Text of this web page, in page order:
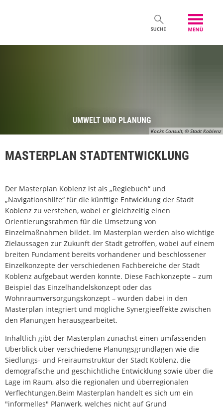
Kocks Consult, © Stadt Koblenz
UMWELT UND PLANUNG
MASTERPLAN STADTENTWICKLUNG
Der Masterplan Koblenz ist als „Regiebuch“ und
„Navigationshilfe“ für die künftige Entwicklung der Stadt
Koblenz zu verstehen, wobei er gleichzeitig einen
Orientierungsrahmen für die Umsetzung von
Einzelmaßnahmen bildet. Im Masterplan werden also wichtige
Zielaussagen zur Zukunft der Stadt getroffen, wobei auf einem
breiten Fundament bereits vorhandener und beschlossener
Einzelkonzepte der verschiedenen Fachbereiche der Stadt
Koblenz aufgebaut werden konnte. Diese Fachkonzepte – zum
Beispiel das Einzelhandelskonzept oder das
Wohnraumversorgungskonzept – wurden dabei in den
Masterplan integriert und mögliche Synergieeffekte zwischen
den Planungen herausgearbeitet.
Inhaltlich gibt der Masterplan zunächst einen umfassenden
Überblick über verschiedene Planungsgrundlagen wie die
Siedlungs- und Freiraumstruktur der Stadt Koblenz, die
demografische und geschichtliche Entwicklung sowie über die
Lage im Raum, also die regionalen und überregionalen
Verflechtungen.Beim Masterplan handelt es sich um ein
"informelles" Planwerk, welches nicht auf Grund